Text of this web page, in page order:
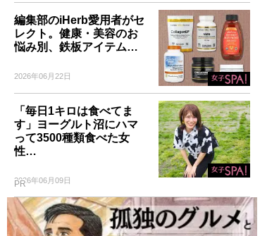
編集部のiHerb愛用者がセ
レクト。健康・美容のお
悩み別、鉄板アイテム…
2026年06月22日
「毎日1キロは食べてま
す」ヨーグルト沼にハマ
って3500種類食べた女
性…
2026年06月09日
PR